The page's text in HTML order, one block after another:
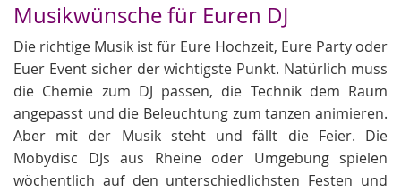
Musikwünsche für Euren DJ
Die richtige Musik ist für Eure Hochzeit, Eure Party oder
Euer Event sicher der wichtigste Punkt. Natürlich muss
die Chemie zum DJ passen, die Technik dem Raum
angepasst und die Beleuchtung zum tanzen animieren.
Aber mit der Musik steht und fällt die Feier. Die
Mobydisc DJs aus Rheine oder Umgebung spielen
wöchentlich auf den unterschiedlichsten Festen und